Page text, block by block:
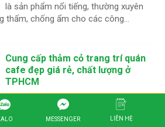
là sản phẩm nổi tiếng, thường xuyên
thấm, chống ẩm cho các công...
Cung cấp thảm cỏ trang trí quán
cafe đẹp giá rẻ, chất lượng ở
TPHCM
Sử dụng thảm cỏ trang trí quán cafe
nhân tạo là xu hướng được nhiều người
chỉ giúp không...
MESSENGER LIÊN HỆ